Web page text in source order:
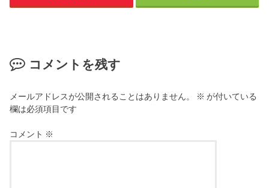
コメントを残す
メールアドレスが公開されることはありません。 ※ が付いている
欄は必須項目です
コメント ※